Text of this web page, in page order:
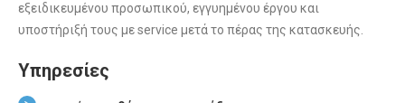
εξειδικευμένου προσωπικού, εγγυημένου έργου και
υποστήριξή τους με service μετά το πέρας της κατασκευής.
Υπηρεσίες